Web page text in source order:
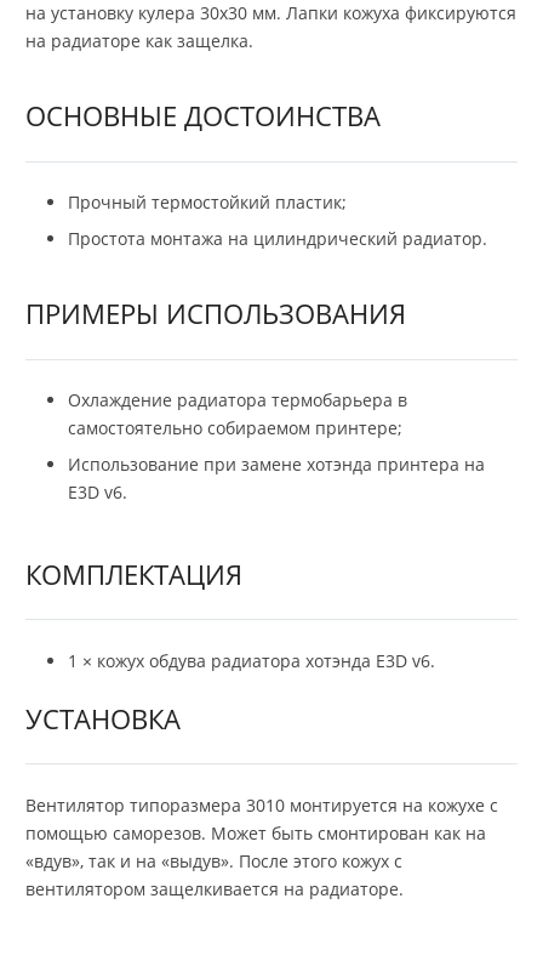
на установку кулера 30х30 мм. Лапки кожуха фиксируются
на радиаторе как защелка.
ОСНОВНЫЕ ДОСТОИНСТВА
Прочный термостойкий пластик;
Простота монтажа на цилиндрический радиатор.
ПРИМЕРЫ ИСПОЛЬЗОВАНИЯ
Охлаждение радиатора термобарьера в
самостоятельно собираемом принтере;
Использование при замене хотэнда принтера на
E3D v6.
КОМПЛЕКТАЦИЯ
1 × кожух обдува радиатора хотэнда E3D v6.
УСТАНОВКА
Вентилятор типоразмера 3010 монтируется на кожухе с
помощью саморезов. Может быть смонтирован как на
«вдув», так и на «выдув». После этого кожух с
вентилятором защелкивается на радиаторе.